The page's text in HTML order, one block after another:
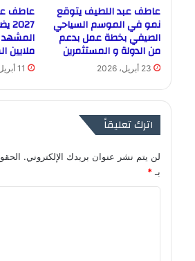
عاطف عبد اللطيف يتوقع
نمو في الموسم السياحي
الصيفي بخطة عمل بدعم
من الدولة و المستثمرين
23 أبريل، 2026
عاطف
ملايين
11 أبريل، 2026
اترك تعليقاً
لن يتم نشر عنوان بريدك الإلكتروني.
بـ *